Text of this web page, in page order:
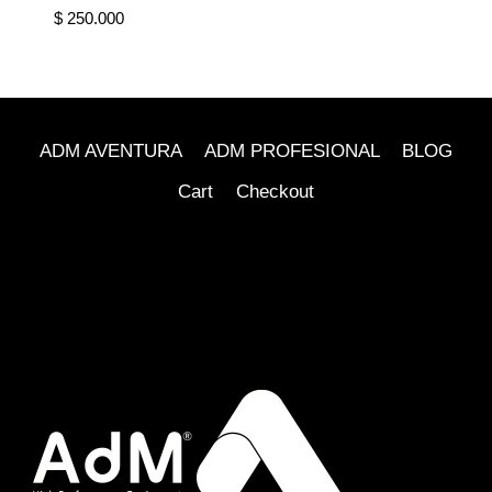
$250.000
ADM AVENTURA ADM PROFESIONAL
BLOG
Cart
Checkout